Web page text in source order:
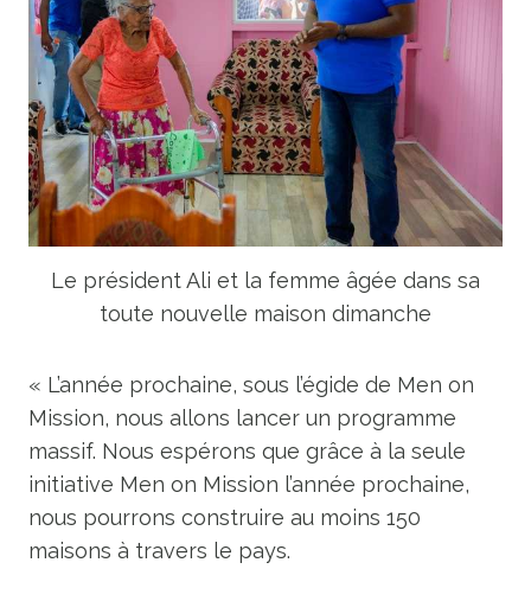
Le président Ali et la femme âgée dans sa
toute nouvelle maison dimanche
« L’année prochaine, sous l’égide de Men on
Mission, nous allons lancer un programme
massif. Nous espérons que grâce à la seule
initiative Men on Mission l’année prochaine,
nous pourrons construire au moins 150
maisons à travers le pays.